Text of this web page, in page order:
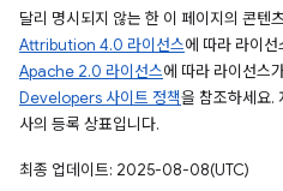
달리 명시되지 않는 한 이 페이지의 콘텐
Attribution 4.0 라이선스에 따라 라이
Apache 2.0 라이선스에 따라 라이선스
Developers 사이트 정책을 참조하세요
사의 등록 상표입니다.
최종 업데이트: 2025-08-08(UTC)